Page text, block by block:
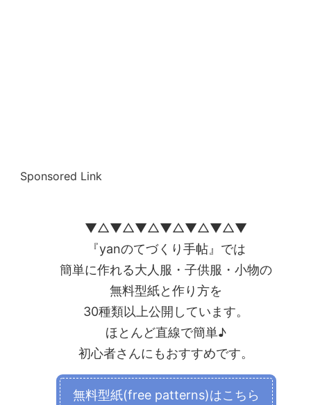
Sponsored Link
▼△▼△▼△▼△▼△▼△▼
『yanのてづくり手帖』では
簡単に作れる大人服・子供服・小物の
無料型紙と作り方を
30種類以上公開しています。
ほとんど直線で簡単♪
初心者さんにもおすすめです。
無料型紙(free patterns)はこちら